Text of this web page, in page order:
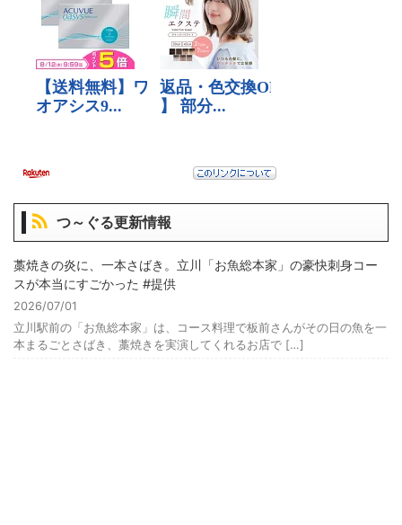
つ～ぐる更新情報
藁焼きの炎に、一本さばき。立川「お魚総本家」の豪快刺身コー
スが本当にすごかった #提供
2026/07/01
立川駅前の「お魚総本家」は、コース料理で板前さんがその日の魚を一
本まるごとさばき、藁焼きを実演してくれるお店で […]